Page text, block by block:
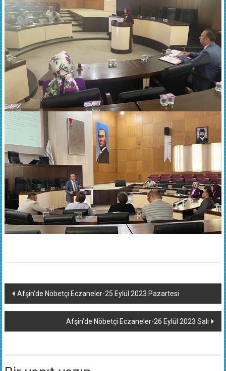
Yazı
dolaşımı
Afşin’de Nöbetçi Eczaneler-25 Eylül 2023 Pazartesi
Afşin’de Nöbetçi Eczaneler-26 Eylül 2023 Salı